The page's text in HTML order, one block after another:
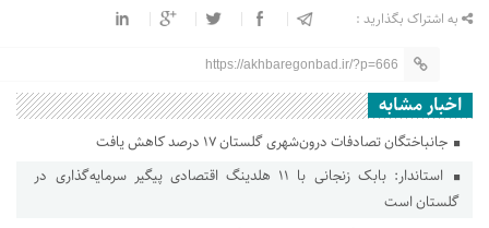
به اشتراک بگذارید :
https://akhbaregonbad.ir/?p=666
اخبار مشابه
جانباختگان تصادفات درون‌شهری گلستان ۱۷ درصد کاهش یافت
استاندار: بابک زنجانی با ۱۱ هلدینگ اقتصادی پیگیر سرمایه‌گذاری در
گلستان است